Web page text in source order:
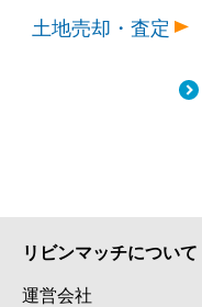
土地売却・査定
リビンマッチについて
運営会社